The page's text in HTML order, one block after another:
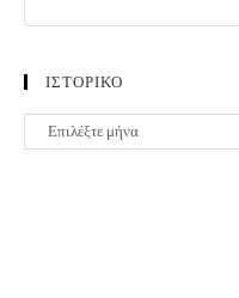
ΙΣΤΟΡΙΚΟ
ΙΣΤΟΡΙΚΟ